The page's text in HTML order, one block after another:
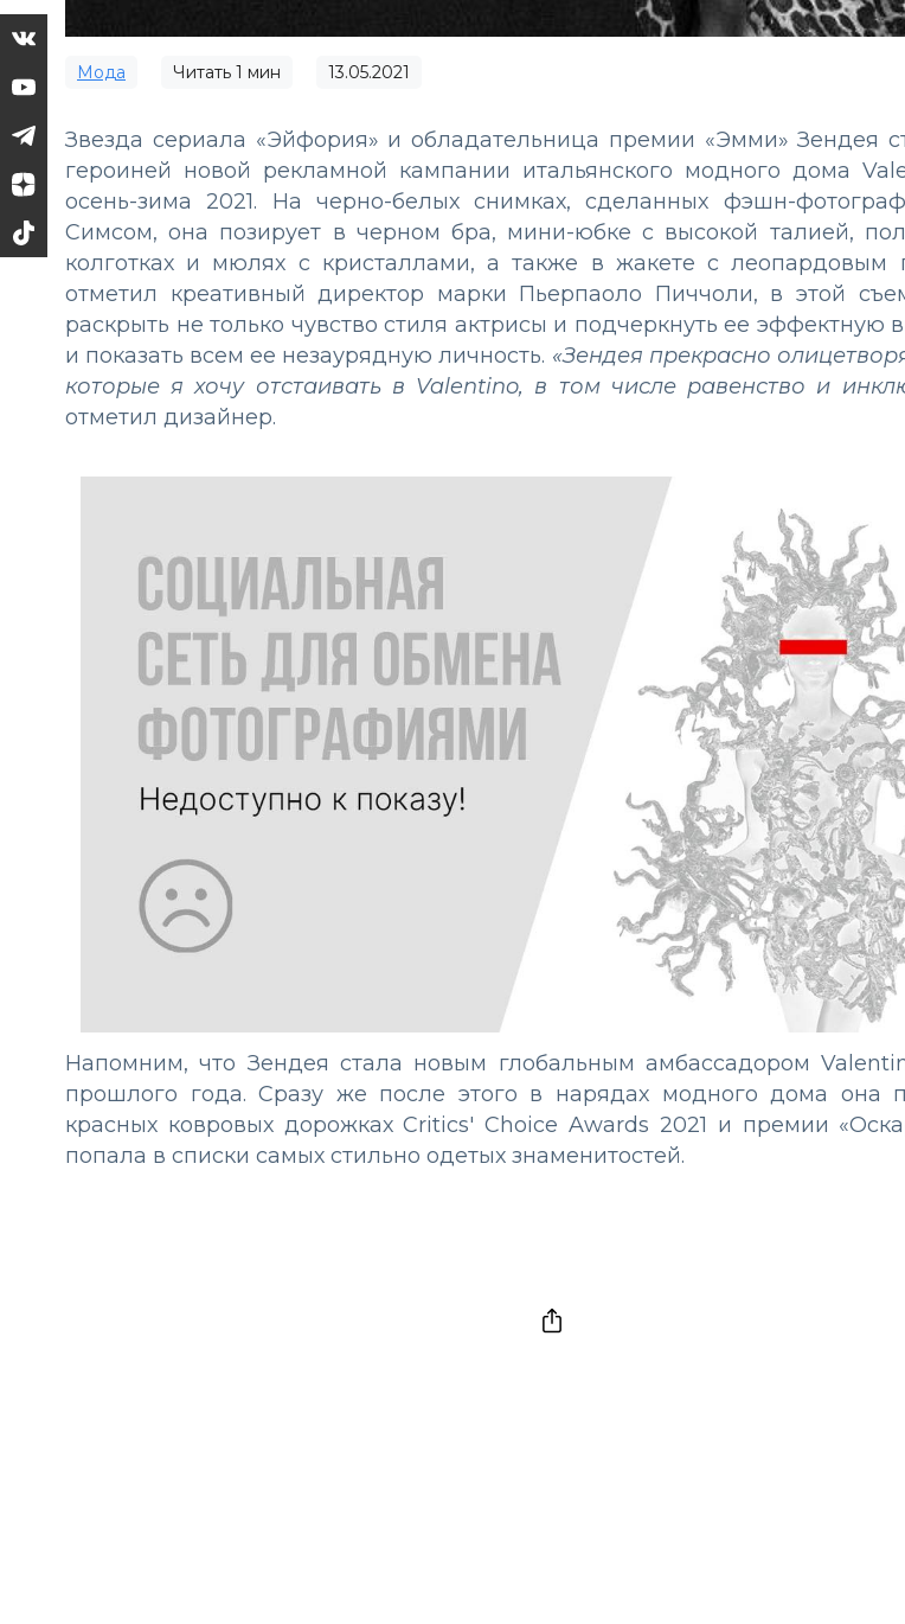
Мода Читать 1 мин 13.05.2021
Звезда сериала «Эйфория» и обладательница премии «Эмми» Зендея
героиней новой рекламной кампании итальянского модного дома
осень-зима 2021. На черно-белых снимках, сделанных фэшн-
Симсом, она позирует в черном бра, мини-юбке с высокой талией,
колготках и мюлях с кристаллами, а также в жакете с леопардовым
отметил креативный директор марки Пьерпаоло Пиччоли, в этой
раскрыть не только чувство стиля актрисы и подчеркнуть ее эффектную
и показать всем ее незаурядную личность. «Зендея прекрасно
которые я хочу отстаивать в Valentino, в том числе равенство и
отметил дизайнер.
Напомним, что Зендея стала новым глобальным амбассадором
прошлого года. Сразу же после этого в нарядах модного дома она
красных ковровых дорожках Critics' Choice Awards 2021 и премии
попала в списки самых стильно одетых знаменитостей.